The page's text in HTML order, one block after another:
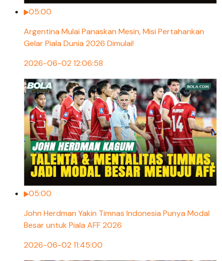
05:00
Argentina Mulai Panaskan Mesin, Misi Pertahankan
Gelar Piala Dunia 2026 Dimulai!
2026-06-02 12:06:58
05:00
John Herdman Yakin Timnas Indonesia Punya Modal
Besar untuk Piala AFF 2026
2026-06-02 11:45:00